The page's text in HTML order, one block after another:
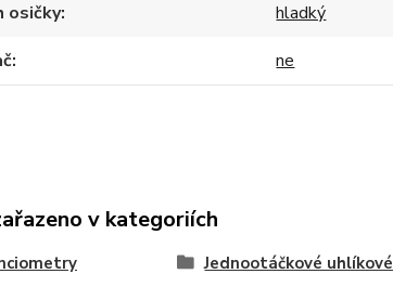
osičky
hladký
ne
v kategoriích
Jednootáčkové uhlíkové